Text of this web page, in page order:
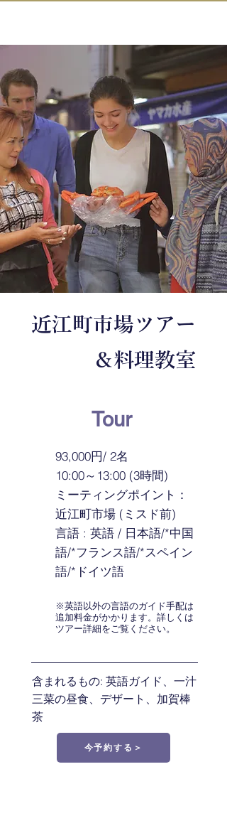
近江町市場ツアー
＆料理教室
Tour
93,000円/ 2名
10:00～13:00 (3時間)
ミーティングポイント：
近江町市場 (ミスド前)
言語 : 英語 / 日本語/*中国
語/*フランス語/*スペイン
語/*ドイツ語
​​※英語以外の言語のガイド手配は
追加料金がかかります。詳しくは
ツアー詳細をご覧ください。
含まれるもの: 英語ガイド、一汁
三菜の昼食、デザート、加賀棒
茶
今予約する＞